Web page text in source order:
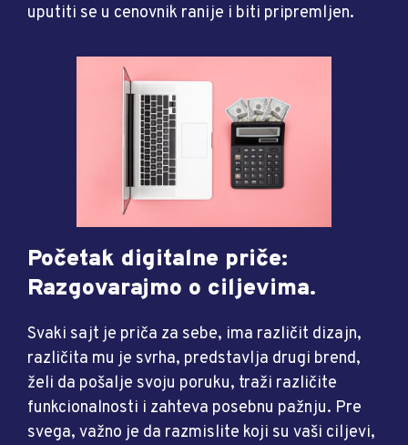
uputiti se u cenovnik ranije i biti pripremljen.
Početak digitalne priče:
Razgovarajmo o ciljevima.
Svaki sajt je priča za sebe, ima različit dizajn,
različita mu je svrha, predstavlja drugi brend,
želi da pošalje svoju poruku, traži različite
funkcionalnosti i zahteva posebnu pažnju. Pre
svega, važno je da razmislite koji su vaši ciljevi,